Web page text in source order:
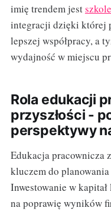
imię trendem jest
integracji dzięki której
lepszej współpracy, a
wydajność w miejscu
Rola edukacji
przyszłości -
perspektywy
Edukacja pracownicza
kluczem do
Inwestowanie w
na poprawię wyników